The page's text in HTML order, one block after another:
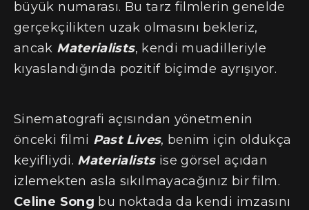
büyük numarası. Bu tarz filmlerin genelde
gerçekçilikten uzak olmasını bekleriz,
ancak Materialists, kendi muadilleriyle
kıyaslandığında pozitif biçimde ayrışıyor.
Sinematografi açısından yönetmenin
önceki filmi Past Lives, benim için oldukça
keyifliydi. Materialistsise görsel açıdan
izlemekten asla sıkılmayacağınız bir film.
Celine Song bu noktada da kendi imzasını